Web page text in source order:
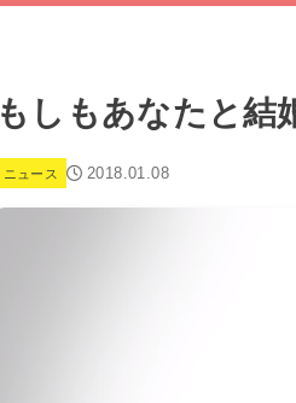
もしもあなたと結
ニュース 2018.01.08